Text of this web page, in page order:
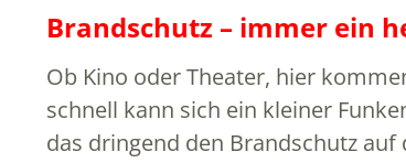
Brandschutz – immer ein
Ob Kino oder Theater, hier
schnell kann sich ein kleiner
das dringend den Brandschutz